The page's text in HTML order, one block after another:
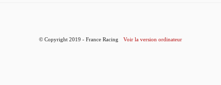
© Copyright 2019 - France Racing Voir la version ordinateur